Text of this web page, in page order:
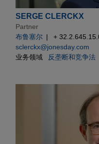
SERGE CLERCKX
Partner
布鲁塞尔
+
sclerckx@jonesday.com
业务领域
反垄断和竞争法